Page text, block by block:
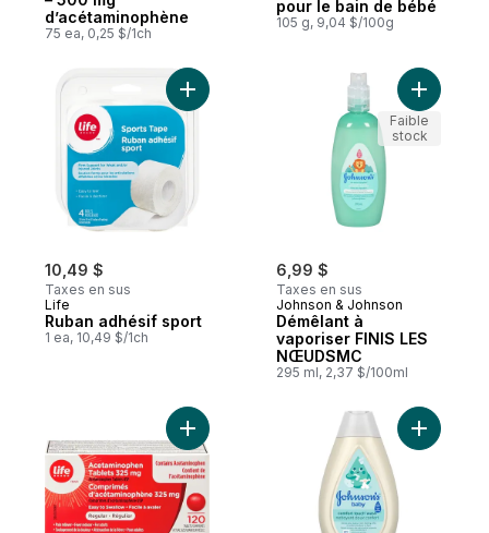
d’acétaminophène
75 ea, 0,25 $/1ch
pour le bain de bébé
105 g, 9,04 $/100g
10,49 $
Taxes en sus
Life
Ruban adhésif sport
1 ea, 10,49 $/1ch
Ajouter Ruban adhésif sport au panier
6,99 $
Taxes en sus
Johnson & Johnson
Démêlant à
vaporiser FINIS LES
NŒUDSMC
295 ml, 2,37 $/100ml
Ajouter
Faible
stock
Ajouter Acétaminophène à 325 mgAjouter